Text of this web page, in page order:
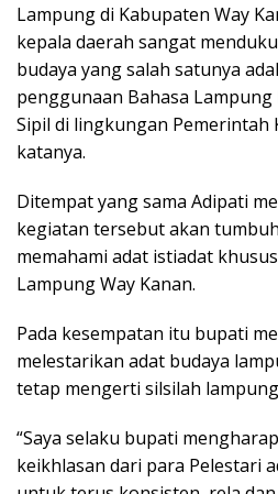
Lampung di Kabupaten Way
kepala daerah sangat
budaya yang salah satunya
penggunaan Bahasa
Sipil di lingkungan Pemerintah
katanya.
Ditempat yang sama Adipati
kegiatan tersebut akan
memahami adat istiadat
Lampung Way Kanan.
Pada kesempatan itu bupati
melestarikan adat budaya
tetap mengerti silsilah
“Saya selaku bupati
keikhlasan dari para Pelestari